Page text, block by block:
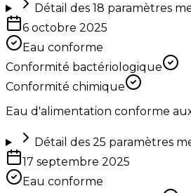
Détail des 18 paramètres
6 octobre 2025
Eau conforme
Conformité bactériologique
Conformité chimique
Eau d'alimentation conforme
Détail des 25 paramètres
17 septembre 2025
Eau conforme